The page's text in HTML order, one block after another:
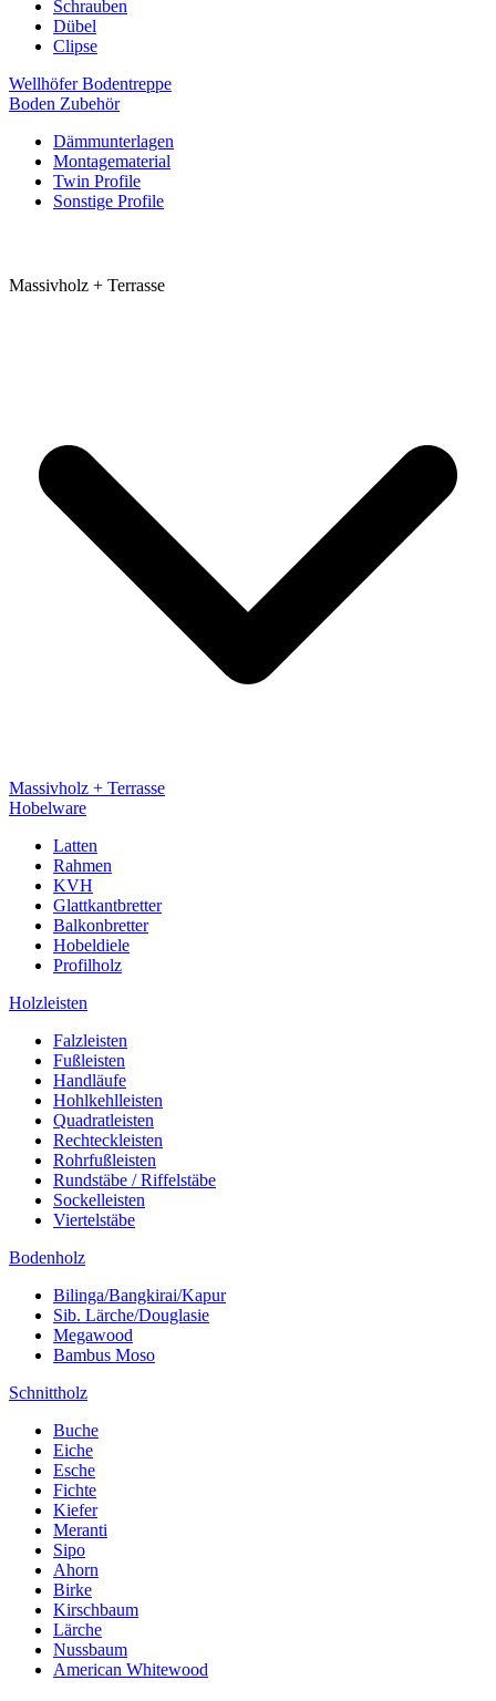
Schrauben
Dübel
Clipse
Wellhöfer Bodentreppe
Boden Zubehör
Dämmunterlagen
Montagematerial
Twin Profile
Sonstige Profile
Massivholz + Terrasse
Massivholz + Terrasse
Hobelware
Latten
Rahmen
KVH
Glattkantbretter
Balkonbretter
Hobeldiele
Profilholz
Holzleisten
Falzleisten
Fußleisten
Handläufe
Hohlkehlleisten
Quadratleisten
Rechteckleisten
Rohrfußleisten
Rundstäbe / Riffelstäbe
Sockelleisten
Viertelstäbe
Bodenholz
Bilinga/Bangkirai/Kapur
Sib. Lärche/Douglasie
Megawood
Bambus Moso
Schnittholz
Buche
Eiche
Esche
Fichte
Kiefer
Meranti
Sipo
Ahorn
Birke
Kirschbaum
Lärche
Nussbaum
American Whitewood